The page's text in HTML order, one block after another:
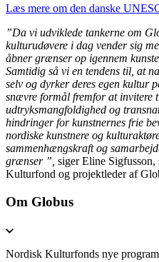
Læs mere om den danske
”Da vi udviklede tankerne om
kulturudøvere i dag vender sig
åbner grænser op igennem
Samtidig så vi en tendens til, at
selv og dyrker deres egen kultur
snævre formål fremfor at invitere
udtryksmangfoldighed og
hindringer for kunstnernes frie
nordiske kunstnere og
sammenhængskraft og
grænser ”, siger Eline
Kulturfond og projektleder af
Om Globus
Nordisk Kulturfonds nye